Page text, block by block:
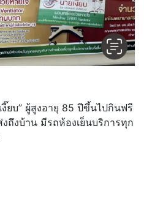
งี๊ยบ” ผู้สูงอายุ 85 ปีขึ้นไปกินฟรี
ถึงบ้าน มีรถห้องเย็นบริการทุก